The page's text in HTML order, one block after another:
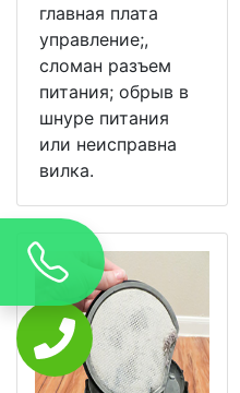
главная плата
управление;,
сломан разъем
питания; обрыв в
шнуре питания
или неисправна
вилка.